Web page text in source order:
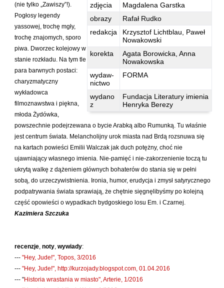
Gwiazda-Elmerych Małgorzata
Helbig Brygida
Hoffmann Krzysztof
Holden Gojtowski Jarek
Jakób Lech M.
Jakubowski Jarosław
Jakubowski Paweł
Jasina Zbigniew
Jentys-Borelowska Maria
Jocher Waldemar
Jonaszko Jolanta
Juzyszyn Wojciech
Kain Dawid
Kalenin Magdalena
Kaniecka-Mazurek Anna
Kántor Péter
zdjęcia
Magdalena Garstka
obrazy
Rafał Rudko
redakcja
Krzysztof Lichtblau, Paweł
Nowakowski
korekta
Agata Borowicka, Anna
Nowakowska
wydaw-
nictwo
FORMA
wydano
z
Fundacja Literatury imienia
Henryka Berezy
(nie tylko „Zawiszy”!).
Pogłosy legendy
yassowej, trochę mgły,
trochę znajomych, sporo
piwa. Dworzec kolejowy w
stanie rozkładu. Na tym tle
para barwnych postaci:
charyzmatyczny
wykładowca
filmoznawstwa i piękna,
młoda Żydówka,
powszechnie podejrzewana o bycie Arabką albo Rumunką. Tu właśnie
jest centrum świata. Melancholijny urok miasta nad Brdą rozsnuwa się
na kartach powieści Emilii Walczak jak duch potężny, choć nie
ujawniający własnego imienia. Nie-pamięć i nie-zakorzenienie toczą tu
ukrytą walkę z dążeniem głównych bohaterów do stania się w pełni
sobą, do urzeczywistnienia. Ironia, humor, erudycja i zmysł satyrycznego
podpatrywania świata sprawiają, że chętnie sięgnęlibyśmy po kolejną
część opowieści o wypadkach bydgoskiego losu Em. i Czarnej.
Kazimiera Szczuka
recenzje, noty, wywiady:
--- "Hey, Jude!", Topos, 3/2016
--- "Hey, Jude!", http://kurzojady.blogspot.com, 01.04.2016
--- "Historia wrastania w miasto", Arterie, 1/2016